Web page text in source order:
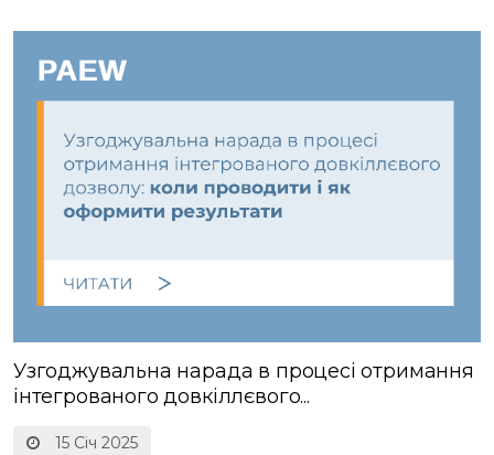
15 Січ 2025
Узгоджувальна нарада в процесі отримання
інтегрованого довкіллєвого...